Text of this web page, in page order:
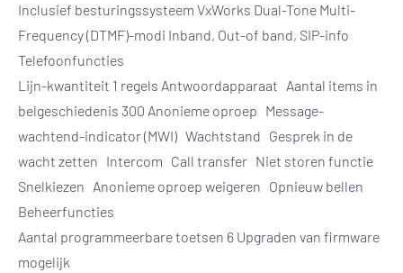
Inclusief besturingssysteem VxWorks Dual-Tone Multi-
Frequency (DTMF)-modi Inband, Out-of band, SIP-info
Telefoonfuncties
Lijn-kwantiteit 1 regels Antwoordapparaat Aantal items in
belgeschiedenis 300 Anonieme oproep Message-
wachtend-indicator (MWI) Wachtstand Gesprek in de
wacht zetten Intercom Call transfer Niet storen functie
Snelkiezen Anonieme oproep weigeren Opnieuw bellen
Beheerfuncties
Aantal programmeerbare toetsen 6 Upgraden van firmware
mogelijk